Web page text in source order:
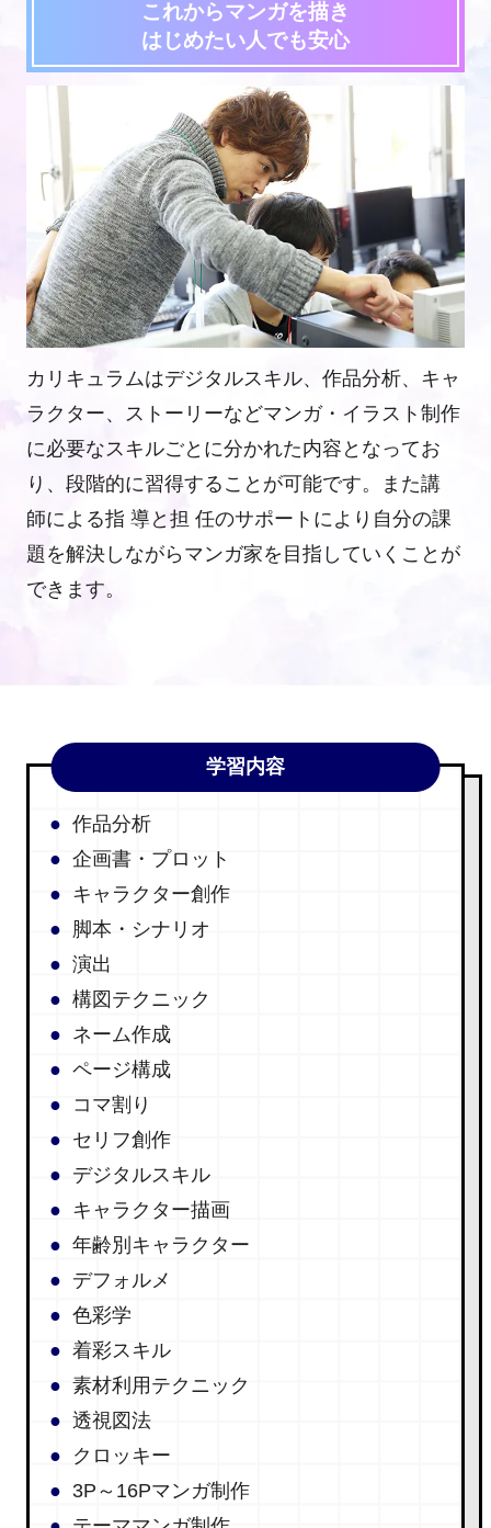
これからマンガを描き
はじめたい人でも安心
カリキュラムはデジタルスキル、作品分析、キャ
ラクター、ストーリーなどマンガ・イラスト制作
に必要なスキルごとに分かれた内容となってお
り、段階的に習得することが可能です。また講
師による指 導と担 任のサポートにより自分の課
題を解決しながらマンガ家を目指していくことが
できます。
学習内容
作品分析
企画書・プロット
キャラクター創作
脚本・シナリオ
演出
構図テクニック
ネーム作成
ページ構成
コマ割り
セリフ創作
デジタルスキル
キャラクター描画
年齢別キャラクター
デフォルメ
色彩学
着彩スキル
素材利用テクニック
透視図法
クロッキー
3P～16Pマンガ制作